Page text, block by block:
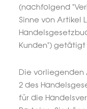
(nachfolgend
Sinne von Artikel
Kunden") getätigt
Die vorliegenden
2 des
für die